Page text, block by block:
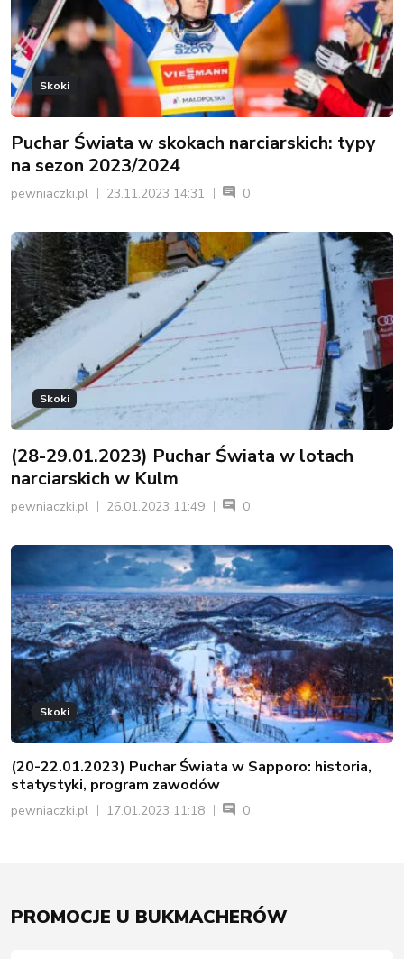
Skoki
Puchar Świata w skokach narciarskich: typy
na sezon 2023/2024
pewniaczki.pl 23.11.2023 14:31 0
Skoki
(28-29.01.2023) Puchar Świata w lotach
narciarskich w Kulm
pewniaczki.pl 26.01.2023 11:49 0
Skoki
(20-22.01.2023) Puchar Świata w Sapporo: historia,
statystyki, program zawodów
pewniaczki.pl 17.01.2023 11:18 0
PROMOCJE U BUKMACHERÓW